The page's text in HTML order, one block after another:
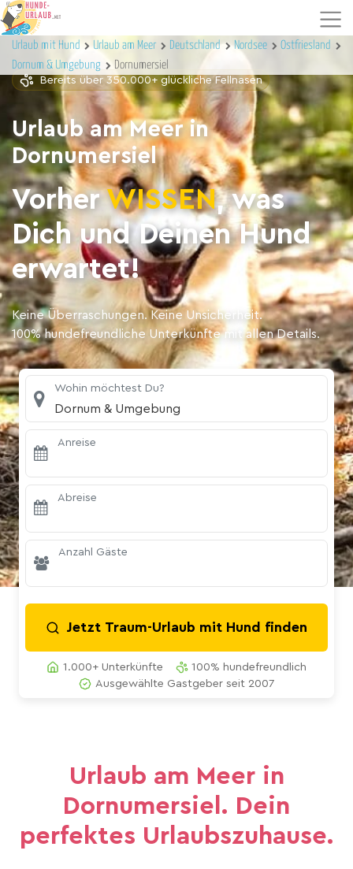
Urlaub mit Hund Urlaub am Meer Deutschland Nordsee
Ostfriesland
Dornum & Umgebung
Dornumersiel
Bereits über 350.000+ glückliche Fellnasen
Urlaub am Meer in
Dornumersiel
VorherWISSEN, was
Dich und Deinen Hund
erwartet!
Keine Überraschungen. Keine Unsicherheit.
100% hundefreundliche Unterkünfte mit allen Details.
Wohin möchtest Du?
Dornum & Umgebung
Anreise
Abreise
Anzahl Gäste
Jetzt Traum-Urlaub mit Hund finden
1.000+ Unterkünfte
100% hundefreundlich
Ausgewählte Gastgeber seit 2007
Urlaub am Meer in
Dornumersiel. Dein
perfektes Urlaubszuhause.